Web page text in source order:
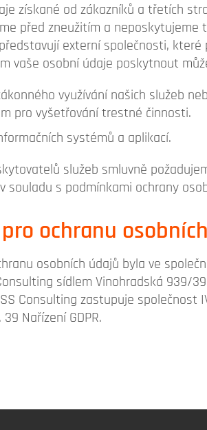
získané od zákazníků a třetích
před zneužitím a
externí společnosti,
vaše osobní údaje poskytnout
využívání našich služeb
pro vyšetřování trestné činnosti.
systémů a aplikací.
služeb smluvně
souladu s podmínkami ochrany
ochranu
osobních údajů byla ve
sídlem Vinohradská 939/
Consulting zastupuje společnost
Nařízení GDPR.